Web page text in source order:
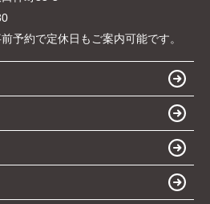
約で定休日もご案内可能です。